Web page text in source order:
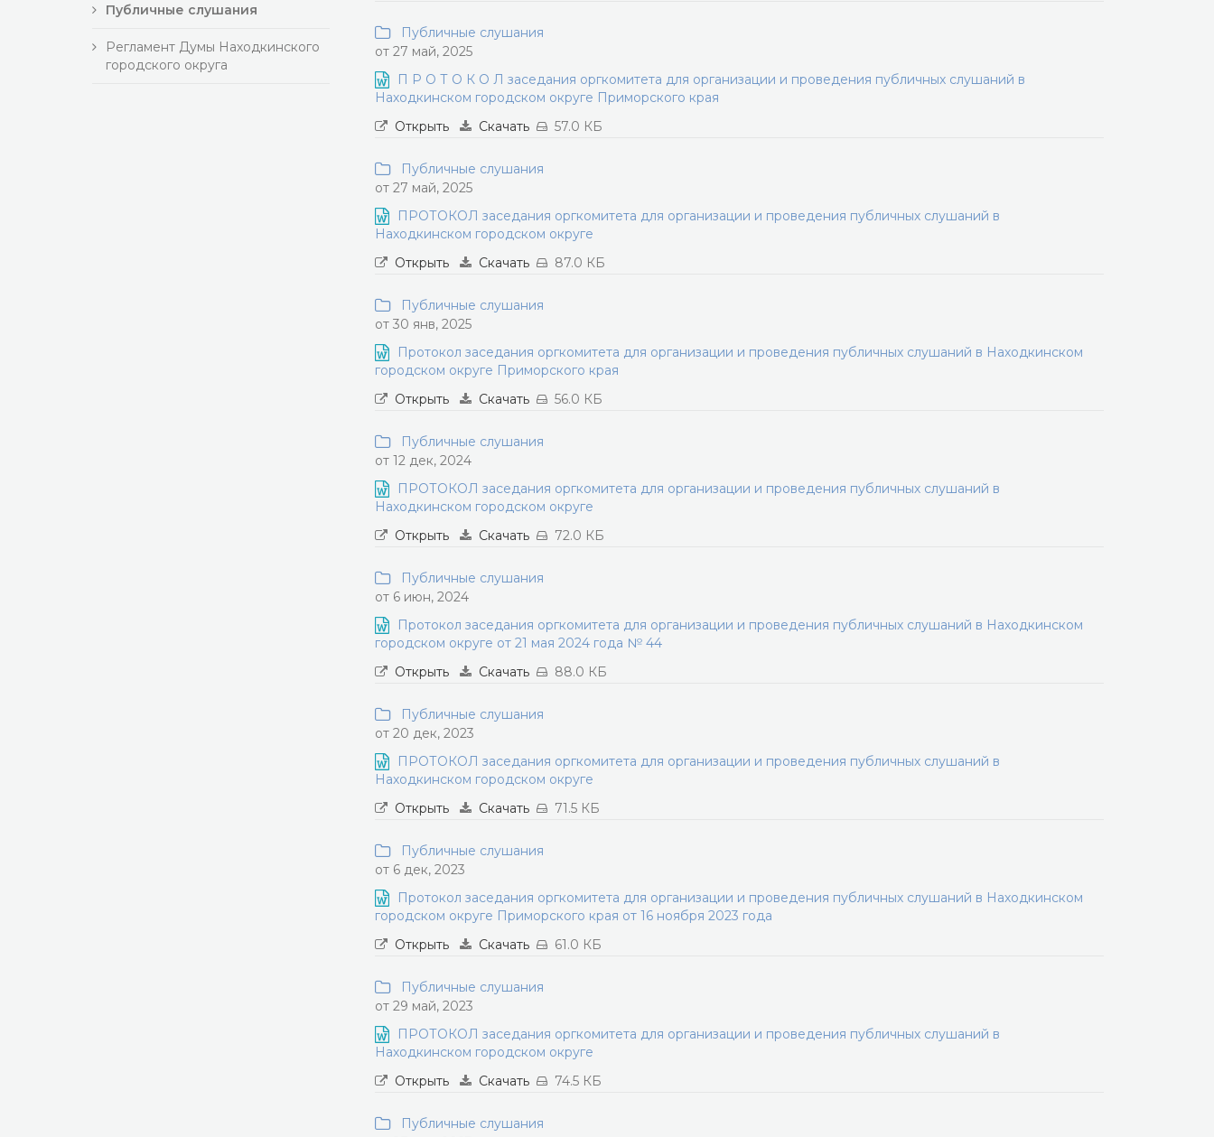
Публичные слушания
Регламент Думы Находкинского
городского округа
Публичные слушания
от 27 май, 2025
П Р О Т О К О Л заседания оргкомитета для организации и проведения публичных слушаний в
Находкинском городском округе Приморского края
Открыть
Скачать 57.0 КБ
Публичные слушания
от 27 май, 2025
ПРОТОКОЛ заседания оргкомитета для организации и проведения публичных слушаний в
Находкинском городском округе
Открыть
Скачать 87.0 КБ
Публичные слушания
от 30 янв, 2025
Протокол заседания оргкомитета для организации и проведения публичных слушаний в Находкинском
городском округе Приморского края
Открыть
Скачать 56.0 КБ
Публичные слушания
от 12 дек, 2024
ПРОТОКОЛ заседания оргкомитета для организации и проведения публичных слушаний в
Находкинском городском округе
Открыть
Скачать 72.0 КБ
Публичные слушания
от 6 июн, 2024
Протокол заседания оргкомитета для организации и проведения публичных слушаний в Находкинском
городском округе от 21 мая 2024 года № 44
Открыть
Скачать 88.0 КБ
Публичные слушания
от 20 дек, 2023
ПРОТОКОЛ заседания оргкомитета для организации и проведения публичных слушаний в
Находкинском городском округе
Открыть
Скачать 71.5 КБ
Публичные слушания
от 6 дек, 2023
Протокол заседания оргкомитета для организации и проведения публичных слушаний в Находкинском
городском округе Приморского края от 16 ноября 2023 года
Открыть
Скачать 61.0 КБ
Публичные слушания
от 29 май, 2023
ПРОТОКОЛ заседания оргкомитета для организации и проведения публичных слушаний в
Находкинском городском округе
Открыть
Скачать 74.5 КБ
Публичные слушания